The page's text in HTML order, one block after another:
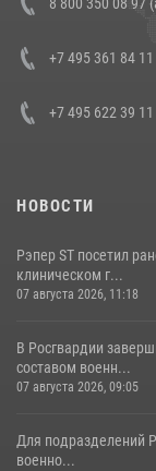
боевого опыта
8 800 350 08 97
+7 495 361 84 11
+7 495 622 39 11
НОВОСТИ
Рэпер ST посетил
клиническом г...
07 августа 2026, 11:18
В Росгвардии
составом военн...
07 августа 2026, 09:05
Для подразделений
военно...